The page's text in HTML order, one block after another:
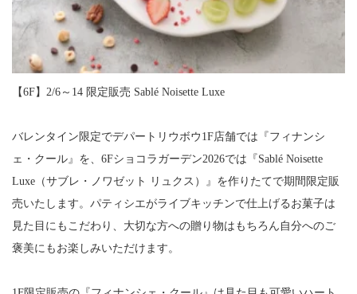
【6F】2/6～14 限定販売 Sablé Noisette Luxe
バレンタイン限定でデパートリウボウ1F店舗では『フィナンシ
ェ・クール』を、6Fショコラガーデン2026では『Sablé Noisette
Luxe（サブレ・ノワゼット リュクス）』を作りたてで期間限定販
売いたします。パティシエがライブキッチンで仕上げるお菓子は
見た目にもこだわり、大切な方への贈り物はもちろん自分へのご
褒美にもお楽しみいただけます。